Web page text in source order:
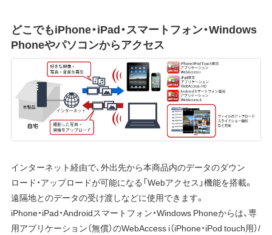
どこでもiPhone・iPad・スマートフォン・Windows
Phoneやパソコンからアクセス
インターネット経由で、外出先から本商品内のデータのダウン
ロード・アップロードが可能になる「Webアクセス」機能を搭載。
遠隔地とのデータの受け渡しなどに使用できます。
iPhone・iPad・Androidスマートフォン・Windows Phoneからは、専
用アプリケーション（無償）のWebAccess i（iPhone・iPod touch用）/